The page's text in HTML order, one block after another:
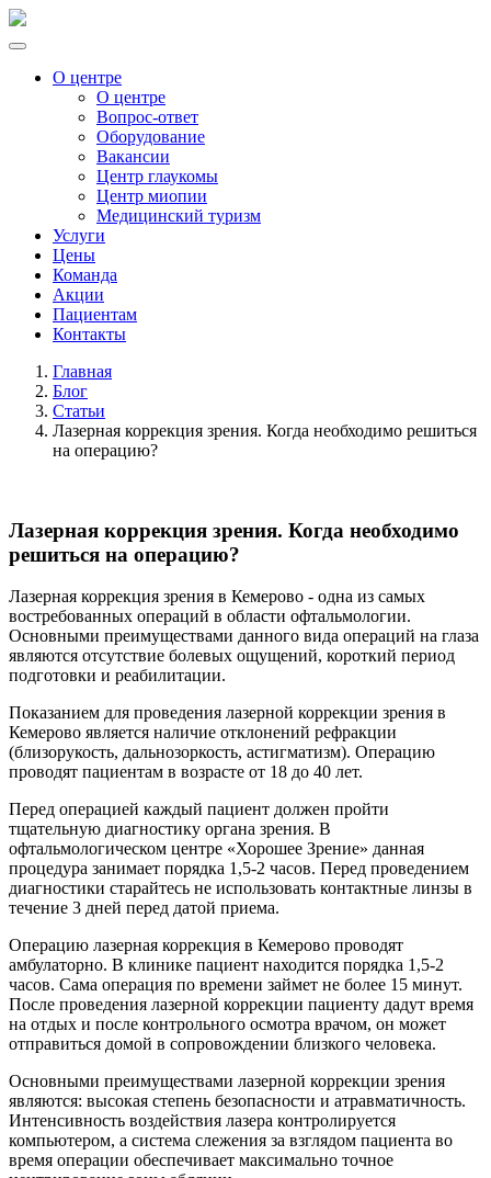
О центре
О центре
Вопрос-ответ
Оборудование
Вакансии
Центр глаукомы
Центр миопии
Медицинский туризм
Услуги
Цены
Команда
Акции
Пациентам
Контакты
Главная
Блог
Статьи
Лазерная коррекция зрения. Когда необходимо решиться
на операцию?
Лазерная коррекция зрения. Когда необходимо
решиться на операцию?
Лазерная коррекция зрения в Кемерово - одна из самых
востребованных операций в области офтальмологии.
Основными преимуществами данного вида операций на глаза
являются отсутствие болевых ощущений, короткий период
подготовки и реабилитации.
Показанием для проведения лазерной коррекции зрения в
Кемерово является наличие отклонений рефракции
(близорукость, дальнозоркость, астигматизм). Операцию
проводят пациентам в возрасте от 18 до 40 лет.
Перед операцией каждый пациент должен пройти
тщательную диагностику органа зрения. В
офтальмологическом центре «Хорошее Зрение» данная
процедура занимает порядка 1,5-2 часов. Перед проведением
диагностики старайтесь не использовать контактные линзы в
течение 3 дней перед датой приема.
Операцию лазерная коррекция в Кемерово проводят
амбулаторно. В клинике пациент находится порядка 1,5-2
часов. Сама операция по времени займет не более 15 минут.
После проведения лазерной коррекции пациенту дадут время
на отдых и после контрольного осмотра врачом, он может
отправиться домой в сопровождении близкого человека.
Основными преимуществами лазерной коррекции зрения
являются: высокая степень безопасности и атравматичность.
Интенсивность воздействия лазера контролируется
компьютером, а система слежения за взглядом пациента во
время операции обеспечивает максимально точное